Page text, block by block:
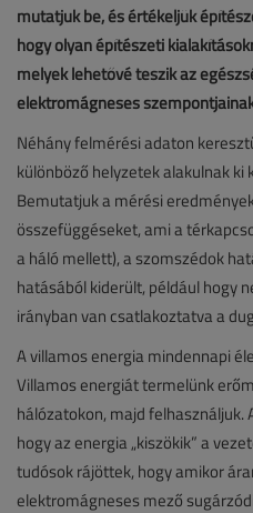
mutatjuk be, és értékeljük
hogy olyan építészeti
melyek lehetővé teszik az
elektromágneses
Néhány felmérési adaton
különböző helyzetek alakulnak ki
Bemutatjuk a mérési
összefüggéseket, ami a
a háló mellett), a szomszédok
hatásából kiderült, például hogy
irányban van csatlakoztatva a
A villamos energia mindennapi
Villamos energiát termelünk
hálózatokon, majd felhasználjuk.
hogy az energia „kiszökik” a
tudósok rájöttek, hogy amikor
elektromágneses mező